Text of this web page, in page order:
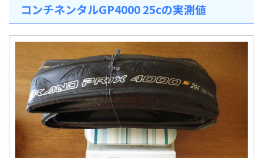
コンチネンタルGP4000 25cの実測値